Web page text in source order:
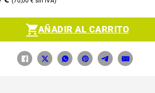
AÑADIR AL CARRITO